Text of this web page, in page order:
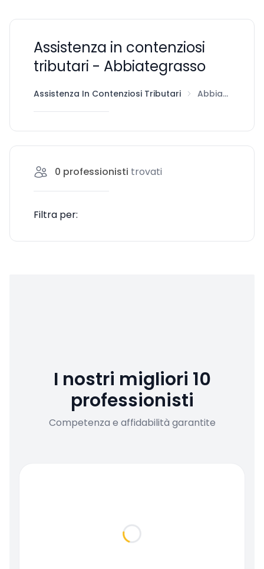
Assistenza in contenziosi
tributari - Abbiategrasso
Assistenza In Contenziosi Tributari Abbiategrasso
0 professionisti trovati
Filtra per:
I nostri migliori 10
professionisti
Competenza e affidabilità garantite
Loading...